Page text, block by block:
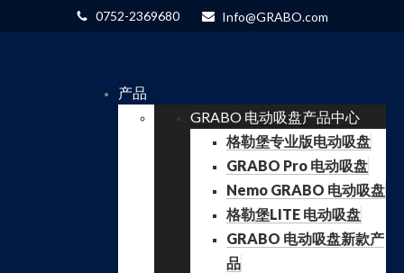
0752-2369680 Info@GRABO.com
产品
GRABO 电动吸盘产品中心
格勒堡专业版电动吸盘
GRABO Pro 电动吸盘
Nemo GRABO 电动吸盘
格勒堡LITE 电动吸盘
GRABO 电动吸盘新款产
品